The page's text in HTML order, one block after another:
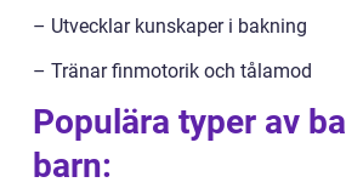
– Utvecklar kunskaper i bakning
– Tränar finmotorik och tålamod
Populära typer av
barn: